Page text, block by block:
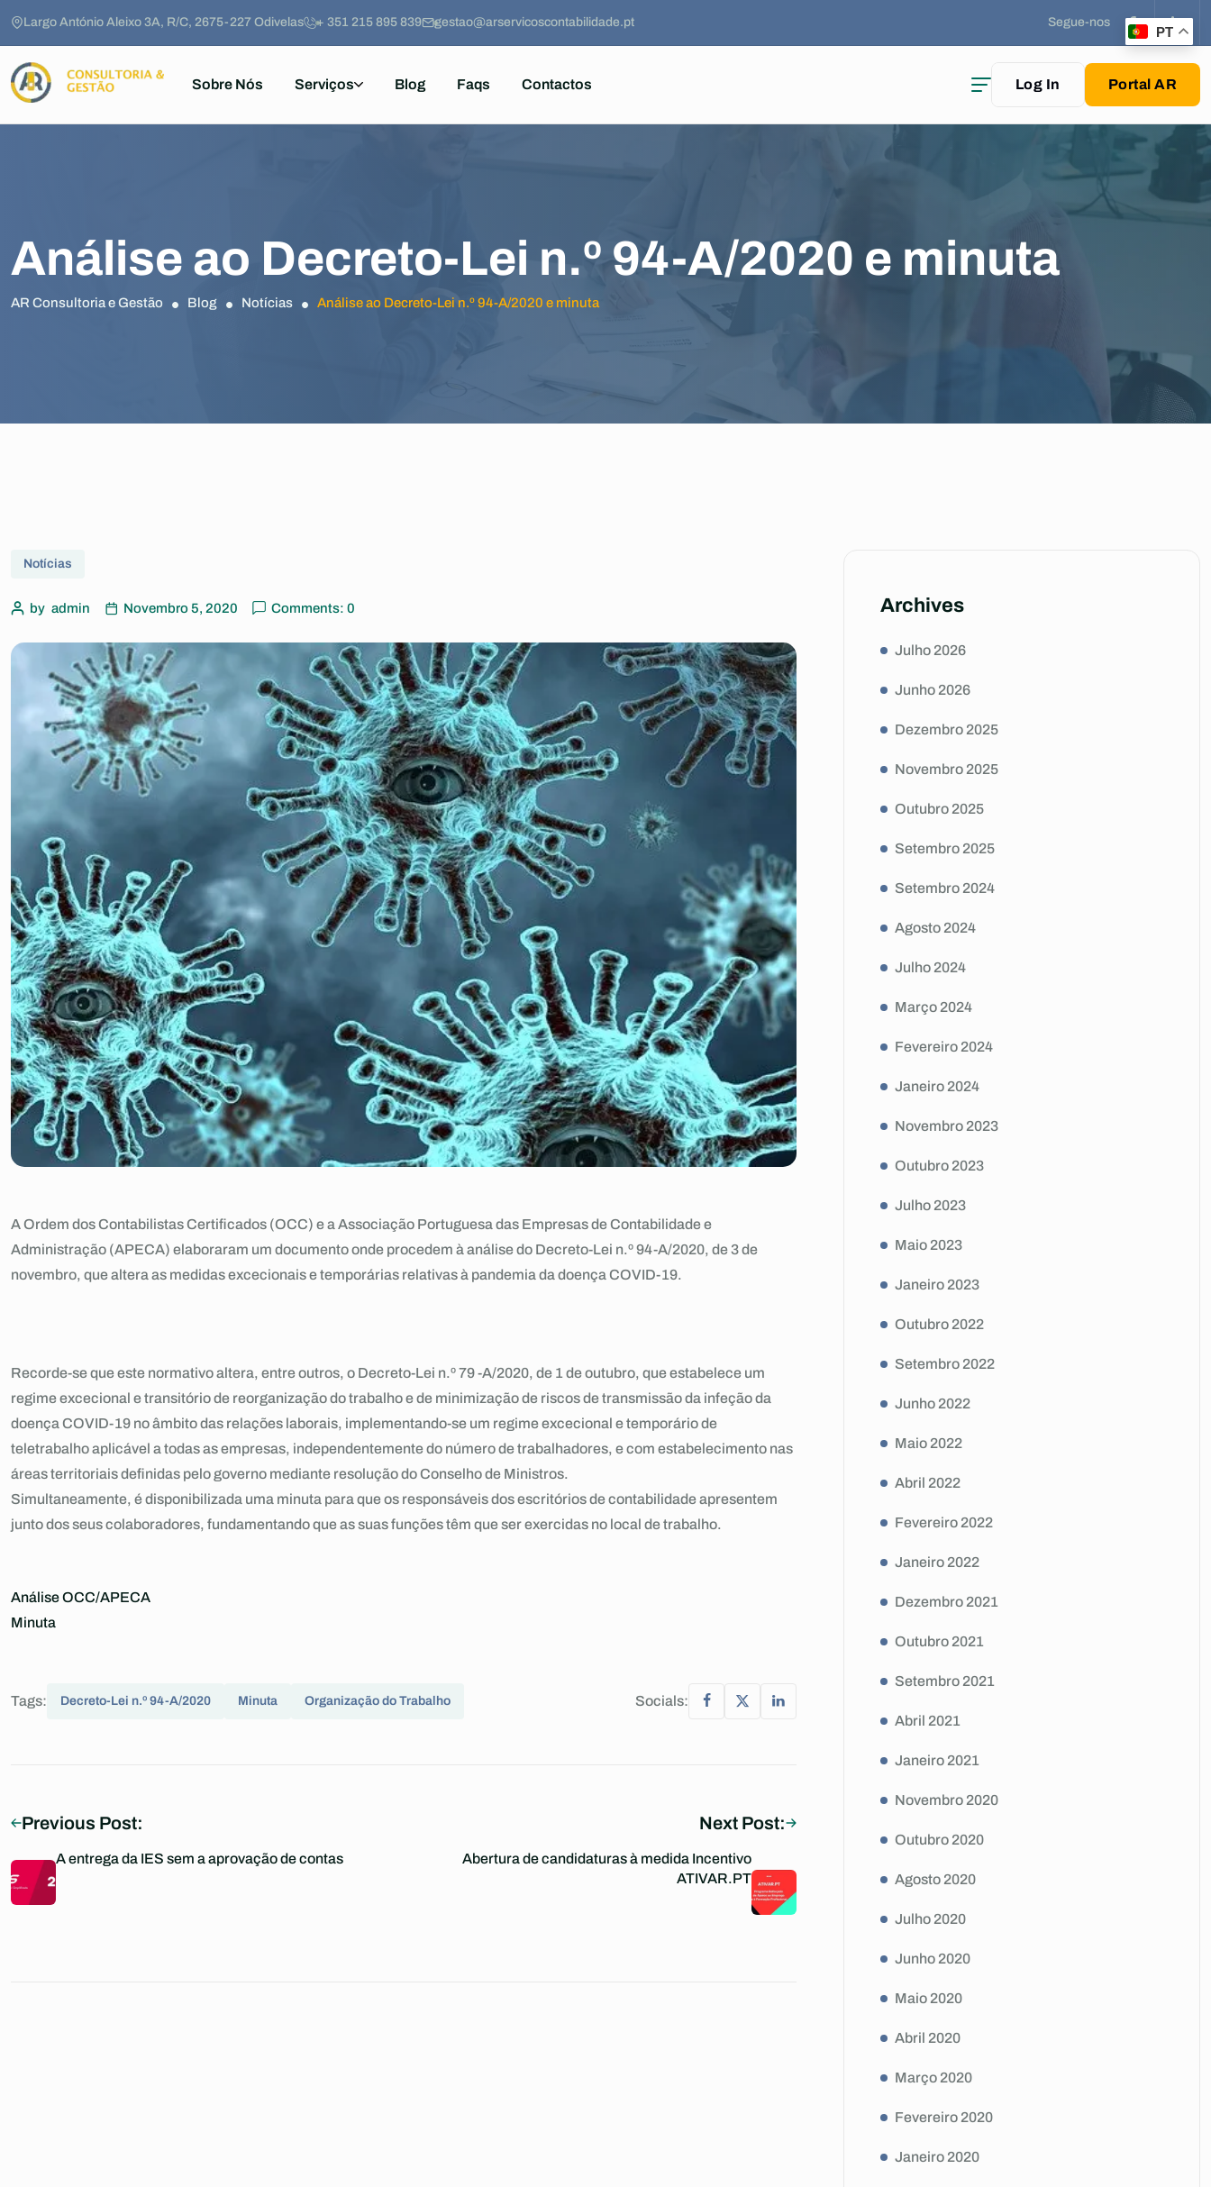
Largo António Aleixo 3A, R/C, 2675-227 Odivelas + 351 215 895 839 gestao@arservicoscontabilidade.pt Segue-nos
Sobre Nós Serviços Blog Faqs Contactos Log In Portal AR
Análise ao Decreto-Lei n.º 94-A/2020 e minuta
AR Consultoria e Gestão Blog Notícias Análise ao Decreto-Lei n.º 94-A/2020 e minuta
Notícias
by admin Novembro 5, 2020 Comments: 0
A Ordem dos Contabilistas Certificados (OCC) e a Associação Portuguesa das Empresas de Contabilidade e
Administração (APECA) elaboraram um documento onde procedem à análise do Decreto-Lei n.º 94-A/2020, de 3 de
novembro, que altera as medidas excecionais e temporárias relativas à pandemia da doença COVID-19.
Recorde-se que este normativo altera, entre outros, o Decreto-Lei n.º 79 -A/2020, de 1 de outubro, que estabelece um
regime excecional e transitório de reorganização do trabalho e de minimização de riscos de transmissão da infeção da
doença COVID-19 no âmbito das relações laborais, implementando-se um regime excecional e temporário de
teletrabalho aplicável a todas as empresas, independentemente do número de trabalhadores, e com estabelecimento nas
áreas territoriais definidas pelo governo mediante resolução do Conselho de Ministros.
Simultaneamente, é disponibilizada uma minuta para que os responsáveis dos escritórios de contabilidade apresentem
junto dos seus colaboradores, fundamentando que as suas funções têm que ser exercidas no local de trabalho.
Análise OCC/APECA
Minuta
Tags: Decreto-Lei n.º 94-A/2020 Minuta Organização do Trabalho Socials:
Previous Post:
A entrega da IES sem a aprovação de contas
Next Post:
Abertura de candidaturas à medida Incentivo
ATIVAR.PT
Archives
Julho 2026
Junho 2026
Dezembro 2025
Novembro 2025
Outubro 2025
Setembro 2025
Setembro 2024
Agosto 2024
Julho 2024
Março 2024
Fevereiro 2024
Janeiro 2024
Novembro 2023
Outubro 2023
Julho 2023
Maio 2023
Janeiro 2023
Outubro 2022
Setembro 2022
Junho 2022
Maio 2022
Abril 2022
Fevereiro 2022
Janeiro 2022
Dezembro 2021
Outubro 2021
Setembro 2021
Abril 2021
Janeiro 2021
Novembro 2020
Outubro 2020
Agosto 2020
Julho 2020
Junho 2020
Maio 2020
Abril 2020
Março 2020
Fevereiro 2020
Janeiro 2020
PT